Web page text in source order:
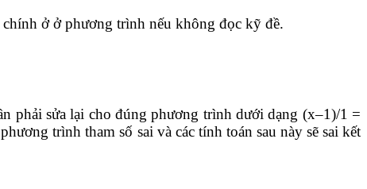
ở ở phương trình nếu không đọc kỹ đề.
phải sửa lại cho đúng phương trình dưới dạng (x–1)/1 =
trình tham số sai và các tính toán sau này sẽ sai kết